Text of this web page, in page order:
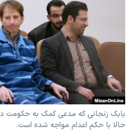
ویژه برنامه‌ها
فرهنگ و زندگی
حقوق شهروندی
اقتصادی
علم و فناوری
اسرائیل در جنگ
گالری عکس
بایگانی برنامه‌های تلویزیونی
مستندها
انتخابات ریاست جمهوری آمریکا ۲۰۲۴
حمله جمهوری اسلامی به اسرائیل
رمز مهسا
ورزش زنان در ایران
اعتراضات زن، زندگی، آزادی
یادگیری زبان انگلیسی
دنبال کنید
زبانهای مختلف
بابک زنجانی که مدعی کمک به حکومت
حالا با حکم اعدام مواجه شده است.